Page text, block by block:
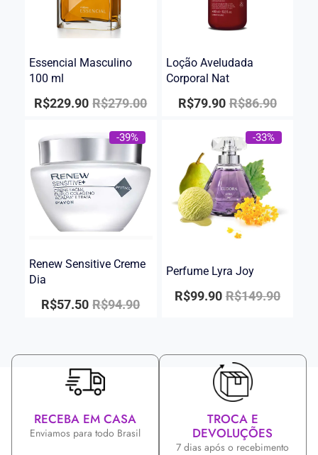
Essencial Masculino
100 ml
R$279.00
R$229.90
Loção Aveludada
Corporal Nat
R$86.90
R$79.90
-39%
Renew Sensitive Creme
Dia
R$94.90
R$57.50
-33%
Perfume Lyra Joy
R$149.90
R$99.90
RECEBA EM CASA
Enviamos para todo Brasil
TROCA E
DEVOLUÇÕES
7 dias após o recebimento